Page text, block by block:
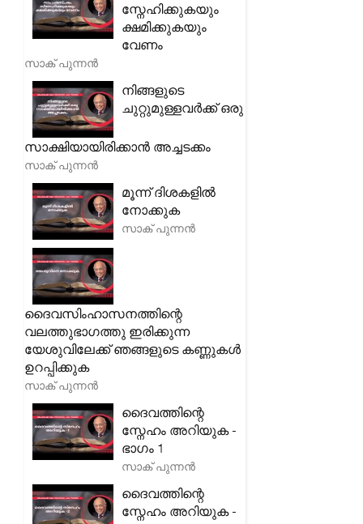
സ്നേഹിക്കുകയും
ക്ഷമിക്കുകയും
വേണം
സാക് പുന്നൻ
നിങ്ങളുടെ
ചുറ്റുമുള്ളവർക്ക് ഒരു
സാക്ഷിയായിരിക്കാൻ അച്ചടക്കം
സാക് പുന്നൻ
മൂന്ന് ദിശകളിൽ
നോക്കുക
സാക് പുന്നൻ
ദൈവസിംഹാസനത്തിന്റെ
വലത്തുഭാഗത്തു ഇരിക്കുന്ന
യേശുവിലേക്ക് ഞങ്ങളുടെ കണ്ണുകൾ
ഉറപ്പിക്കുക
സാക് പുന്നൻ
ദൈവത്തിന്റെ
സ്നേഹം അറിയുക -
ഭാഗം 1
സാക് പുന്നൻ
ദൈവത്തിന്റെ
സ്നേഹം അറിയുക -